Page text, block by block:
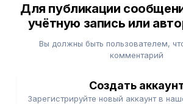
Для публикации
учётную запись или
Вы должны быть пользователем,
комментарий
Создать
Зарегистрируйте новый аккаунт в